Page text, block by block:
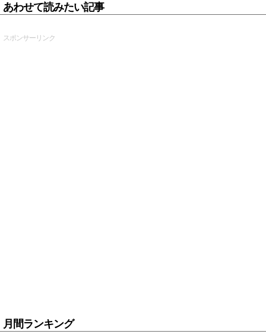
あわせて読みたい記事
スポンサーリンク
月間ランキング